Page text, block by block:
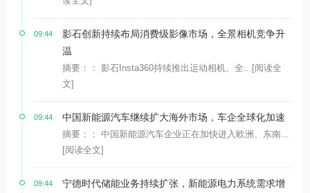
09:44
影石创新持续布局消费级影像市场，全景相机竞争升
温
摘要：： 影石Insta360持续推出运动相机、全... [阅读全
文]
09:44 中国新能源汽车继续扩大海外市场，车企全球化加速
摘要：： 中国新能源汽车企业正在加快进入欧洲、东南...
[阅读全文]
09:44
宁德时代储能业务持续扩张，新能源电力系统需求增